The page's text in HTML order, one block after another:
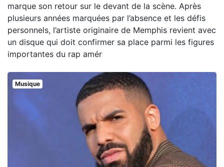
marque son retour sur le devant de la scène. Après
plusieurs années marquées par l’absence et les défis
personnels, l’artiste originaire de Memphis revient avec
un disque qui doit confirmer sa place parmi les figures
importantes du rap amér
Musique